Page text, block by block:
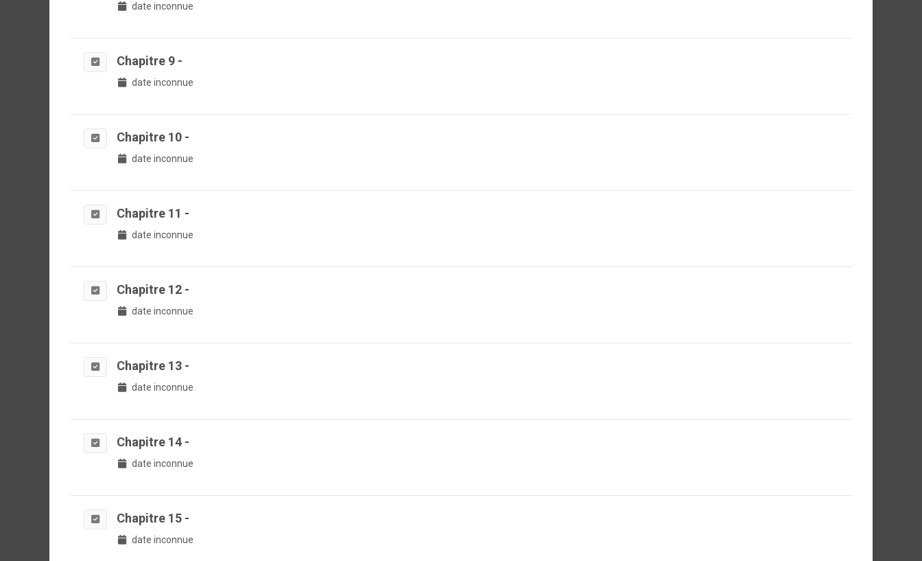
date inconnue
Chapitre 9 -
date inconnue
Chapitre 10 -
date inconnue
Chapitre 11 -
date inconnue
Chapitre 12 -
date inconnue
Chapitre 13 -
date inconnue
Chapitre 14 -
date inconnue
Chapitre 15 -
date inconnue